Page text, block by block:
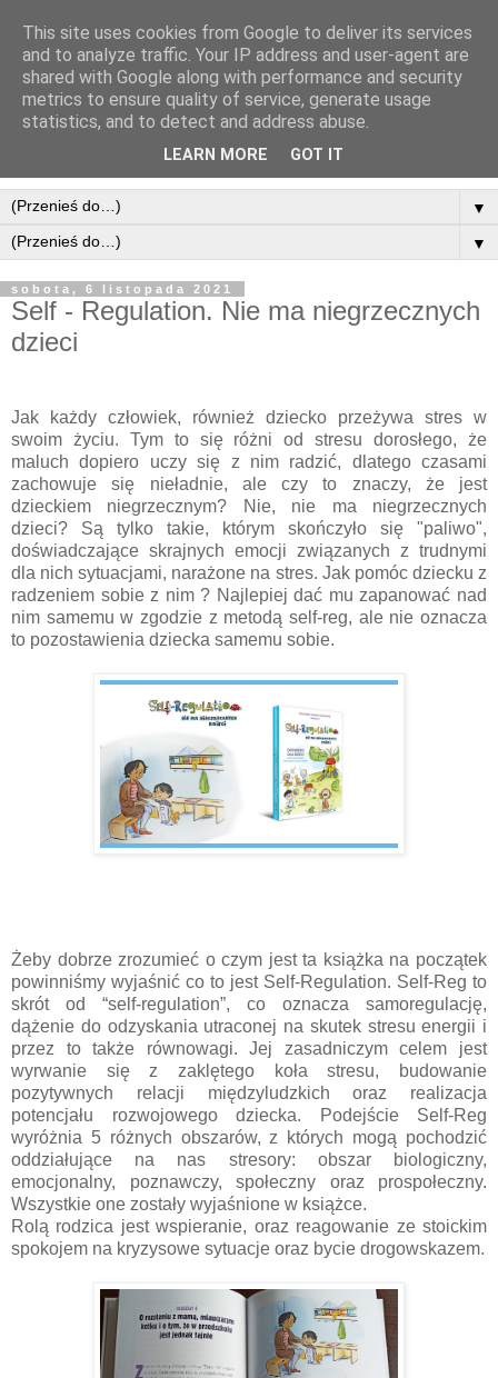
▼
▼
sobota, 6 listopada 2021
Self - Regulation. Nie ma niegrzecznych
dzieci
Jak każdy człowiek, również dziecko przeżywa stres w
swoim życiu. Tym to się różni od stresu dorosłego, że
maluch dopiero uczy się z nim radzić, dlatego czasami
zachowuje się nieładnie, ale czy to znaczy, że jest
dzieckiem niegrzecznym? Nie, nie ma niegrzecznych
dzieci? Są tylko takie, którym skończyło się "paliwo",
doświadczające skrajnych emocji związanych z trudnymi
dla nich sytuacjami, narażone na stres. Jak pomóc dziecku z
radzeniem sobie z nim ? Najlepiej dać mu zapanować nad
nim samemu w zgodzie z metodą self-reg, ale nie oznacza
to pozostawienia dziecka samemu sobie.
Żeby dobrze zrozumieć o czym jest ta książka na początek
powinniśmy wyjaśnić co to jest Self-Regulation. Self-Reg to
skrót od “self-regulation”, co oznacza samoregulację,
dążenie do odzyskania utraconej na skutek stresu energii i
przez to także równowagi. Jej zasadniczym celem jest
wyrwanie się z zaklętego koła stresu, budowanie
pozytywnych relacji międzyludzkich oraz realizacja
potencjału rozwojowego dziecka. Podejście Self-Reg
wyróżnia 5 różnych obszarów, z których mogą pochodzić
oddziałujące na nas stresory: obszar biologiczny,
emocjonalny, poznawczy, społeczny oraz prospołeczny.
Wszystkie one zostały wyjaśnione w książce.
Rolą rodzica jest wspieranie, oraz reagowanie ze stoickim
spokojem na kryzysowe sytuacje oraz bycie drogowskazem.
This site uses cookies from Google to deliver its services
and to analyze traffic. Your IP address and user-agent are
shared with Google along with performance and security
metrics to ensure quality of service, generate usage
statistics, and to detect and address abuse.
LEARN MORE GOT IT